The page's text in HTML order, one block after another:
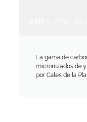
La gama de
micronizados de
por Cales de la